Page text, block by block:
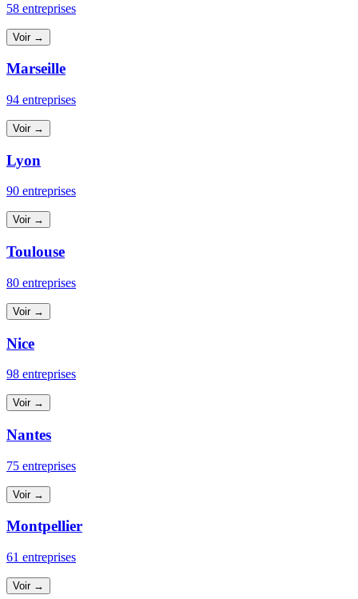
58 entreprises
Voir →
Marseille
94 entreprises
Voir →
Lyon
90 entreprises
Voir →
Toulouse
80 entreprises
Voir →
Nice
98 entreprises
Voir →
Nantes
75 entreprises
Voir →
Montpellier
61 entreprises
Voir →